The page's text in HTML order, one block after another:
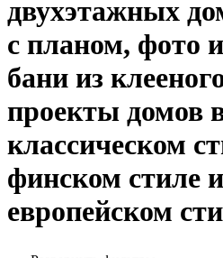
двухэтажных
с планом, фото
бани из
проекты домов
классическом
финском стиле
европейском